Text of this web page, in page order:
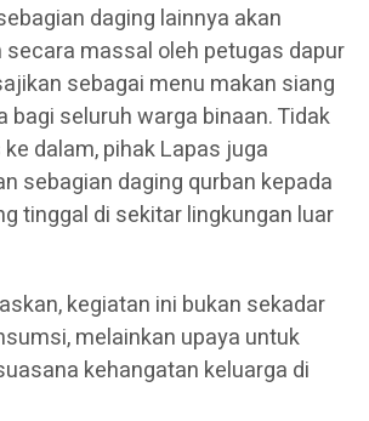
daging lainnya akan
secara massal oleh petugas dapur
sebagai menu makan siang
bagi seluruh warga binaan. Tidak
dalam, pihak Lapas juga
sebagian daging qurban kepada
tinggal di sekitar lingkungan luar
kegiatan ini bukan sekadar
melainkan upaya untuk
kehangatan keluarga di